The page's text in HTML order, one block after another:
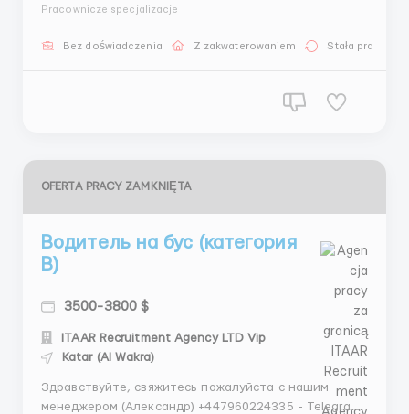
на трудоустройство - Более 70000 тысяч
Pracownicze specjalizacje
Bez doświadczenia Z zakwaterowaniem Stała praca
OFERTA PRACY ZAMKNIĘTA
Водитель на бус (категория
В)
3500-3800 $
ITAAR Recruitment Agency LTD Vip
Katar (Al Wakra)
Здравствуйте, свяжитесь пожалуйста с нашим
менеджером (Александр) +447960224335 - Telegram